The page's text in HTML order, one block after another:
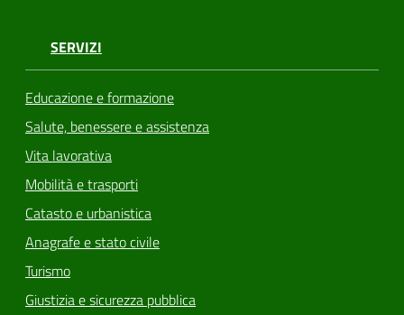
SERVIZI
Educazione e formazione
Salute, benessere e assistenza
Vita lavorativa
Mobilità e trasporti
Catasto e urbanistica
Anagrafe e stato civile
Turismo
Giustizia e sicurezza pubblica